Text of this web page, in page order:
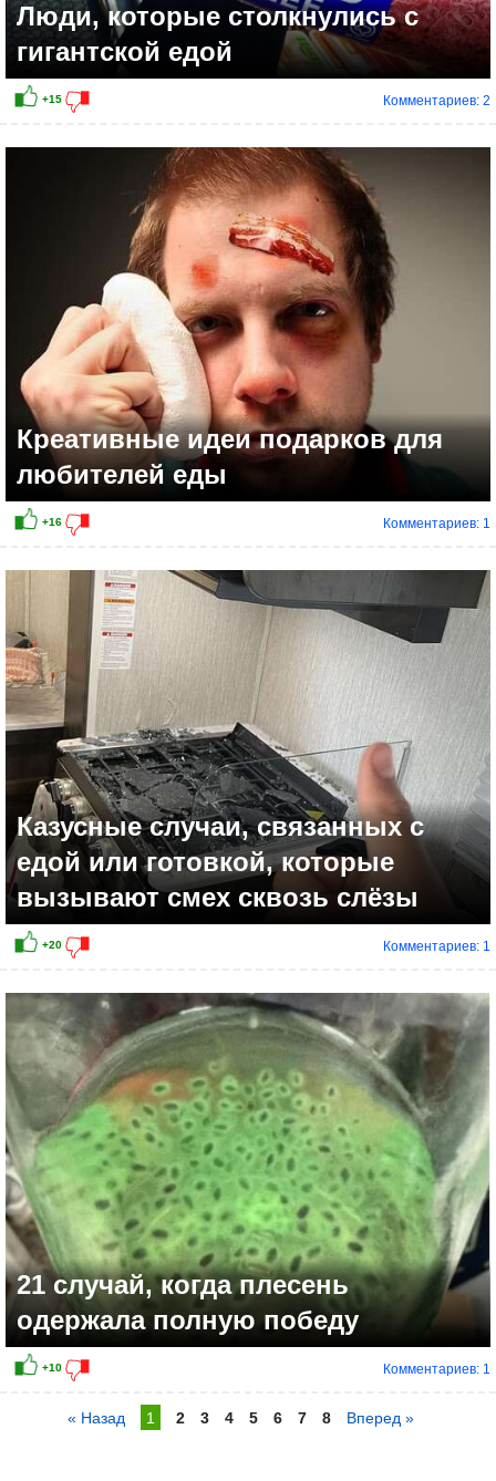
+9
Люди, которые столкнулись с
гигантской едой
Комментариев: 2
Креативные идеи подарков для
любителей еды
Комментариев: 1
Казусные случаи, связанных с
едой или готовкой, которые
вызывают смех сквозь слёзы
Комментариев: 1
21 случай, когда плесень
одержала полную победу
Комментариев: 1
« Назад 1 2 3 4 5 6 7 8 Вперед »